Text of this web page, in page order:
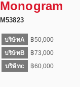
Monogram
M53823
บริษัทA
฿50,000
บริษัทB
฿73,000
บริษัทc
฿60,000